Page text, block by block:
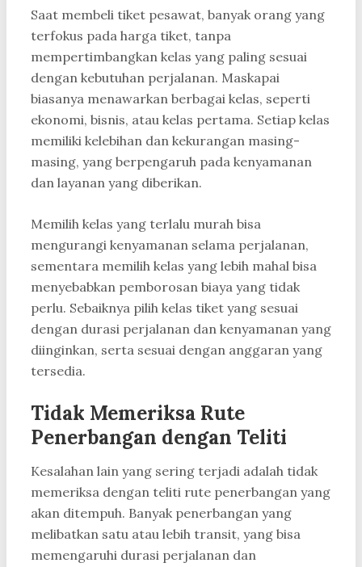
Saat membeli tiket pesawat, banyak orang yang
terfokus pada harga tiket, tanpa
mempertimbangkan kelas yang paling sesuai
dengan kebutuhan perjalanan. Maskapai
biasanya menawarkan berbagai kelas, seperti
ekonomi, bisnis, atau kelas pertama. Setiap kelas
memiliki kelebihan dan kekurangan masing-
masing, yang berpengaruh pada kenyamanan
dan layanan yang diberikan.
Memilih kelas yang terlalu murah bisa
mengurangi kenyamanan selama perjalanan,
sementara memilih kelas yang lebih mahal bisa
menyebabkan pemborosan biaya yang tidak
perlu. Sebaiknya pilih kelas tiket yang sesuai
dengan durasi perjalanan dan kenyamanan yang
diinginkan, serta sesuai dengan anggaran yang
tersedia.
Tidak Memeriksa Rute
Penerbangan dengan Teliti
Kesalahan lain yang sering terjadi adalah tidak
memeriksa dengan teliti rute penerbangan yang
akan ditempuh. Banyak penerbangan yang
melibatkan satu atau lebih transit, yang bisa
memengaruhi durasi perjalanan dan